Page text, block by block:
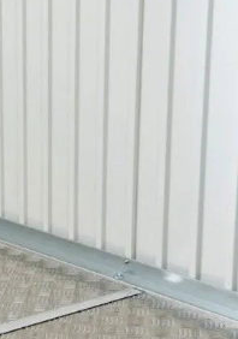
21-007-0421-0
9003414480414